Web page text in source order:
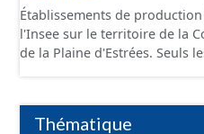
Établissements de
l'Insee sur le territoire de la
de la Plaine d'Estrées. Seuls les établissements situés à
conformément aux
Économiques. Ce lot ne
Thématique